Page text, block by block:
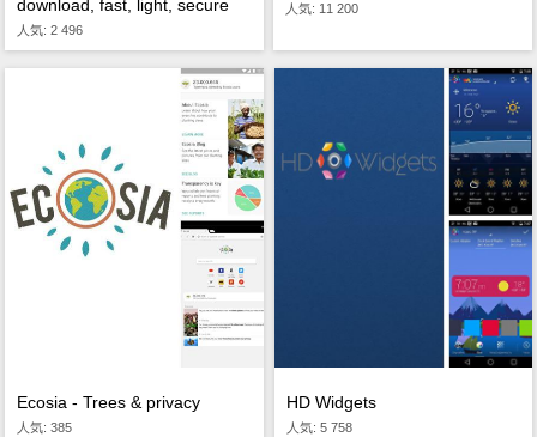
download, fast, light, secure
人気: 2 496
人気: 11 200
Ecosia - Trees & privacy
人気: 385
HD Widgets
人気: 5 758